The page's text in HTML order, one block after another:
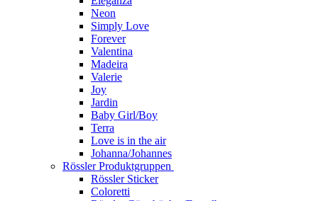
Neon
Simply Love
Forever
Valentina
Madeira
Valerie
Joy
Jardin
Baby Girl/Boy
Terra
Love is in the air
Johanna/Johannes
Rössler Produktgruppen
Rössler Sticker
Coloretti